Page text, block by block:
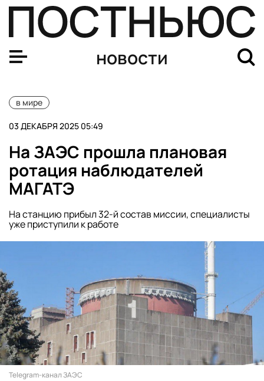
новости
в мире
03 ДЕКАБРЯ 2025 05:49
На ЗАЭС прошла плановая
ротация наблюдателей
МАГАТЭ
На станцию прибыл 32-й состав миссии, специалисты
уже приступили к работе
Telegram-канал ЗАЭС
Трамп: США финансово не вовлечены в украинский